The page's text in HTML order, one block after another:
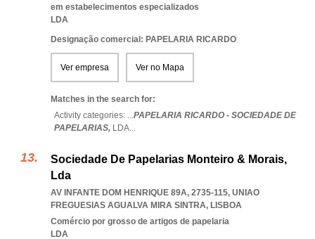
em estabelecimentos especializados
LDA
Designação comercial: PAPELARIA RICARDO
Ver empresa Ver no Mapa
Matches in the search for:
Activity categories: ...PAPELARIA RICARDO - SOCIEDADE DE
PAPELARIAS, LDA...
Sociedade De Papelarias Monteiro & Morais,
Lda
AV INFANTE DOM HENRIQUE 89A, 2735-115, UNIAO
FREGUESIAS AGUALVA MIRA SINTRA, LISBOA
Comércio por grosso de artigos de papelaria
LDA